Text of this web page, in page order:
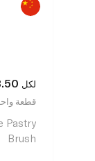
لكل
65.00 قطعة
Pastry
Brush